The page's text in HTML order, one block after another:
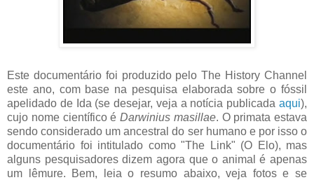
Este documentário foi produzido pelo The History Channel
este ano, com base na pesquisa elaborada sobre o fóssil
apelidado de Ida (se desejar, veja a notícia publicada aqui),
cujo nome científico é Darwinius masillae. O primata estava
sendo considerado um ancestral do ser humano e por isso o
documentário foi intitulado como "The Link" (O Elo), mas
alguns pesquisadores dizem agora que o animal é apenas
um lêmure. Bem, leia o resumo abaixo, veja fotos e se